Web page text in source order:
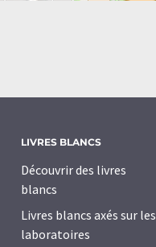
LIVRES BLANCS
Découvrir des livres
blancs
Livres blancs axés sur les
laboratoires